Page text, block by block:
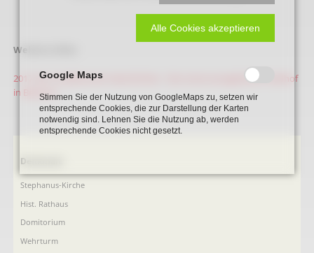
Weitere Infos:
2017_06_10_Beckumer Geschichten - Der erste evangelische Friedhof
in Beckum
Navigation
überspringen
Denkmale
Stephanus-Kirche
Hist. Rathaus
Domitorium
Wehrturm
Alle Cookies akzeptieren
Google Maps
Stimmen Sie der Nutzung von GoogleMaps zu, setzen wir
entsprechende Cookies, die zur Darstellung der Karten
notwendig sind. Lehnen Sie die Nutzung ab, werden
entsprechende Cookies nicht gesetzt.